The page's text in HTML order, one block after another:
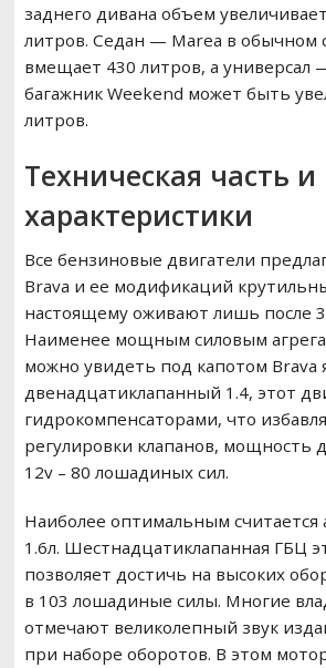
заднего дивана объем
литров. Седан — Marea в обычном
вмещает 430 литров, а универсал
багажник Weekend может быть
литров.
Техническая часть и
характеристики
Все бензиновые двигатели
Brava и ее модификаций
настоящему оживают лишь после
Наименее мощным силовым
можно увидеть под капотом Brava
двенадцатиклапанный 1.4, этот
гидрокомпенсаторами, что
регулировки клапанов, мощность
12v – 80 лошадиных сил.
Наиболее оптимальным считается
1.6л. Шестнадцатиклапанная ГБЦ
позволяет достичь на высоких
в 103 лошадиные силы. Многие
отмечают великолепный звук
при наборе оборотов. В этом